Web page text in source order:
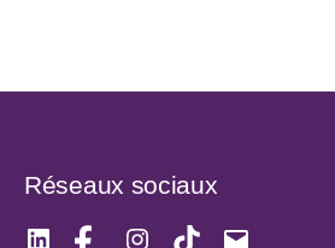
Réseaux sociaux
LinkedInFacebookInstagramTikTokE-